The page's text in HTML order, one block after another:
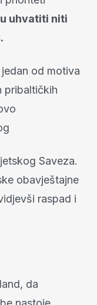
uhvatiti niti
od motiva
pribaltičkih
Saveza.
obavještajne
raspad i
da